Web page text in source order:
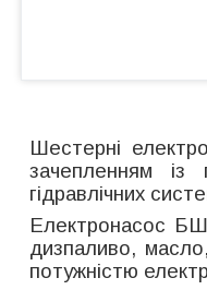
Шестерні
зачепленням із
гідравлічних
Електронасос
дизпаливо,
потужністю